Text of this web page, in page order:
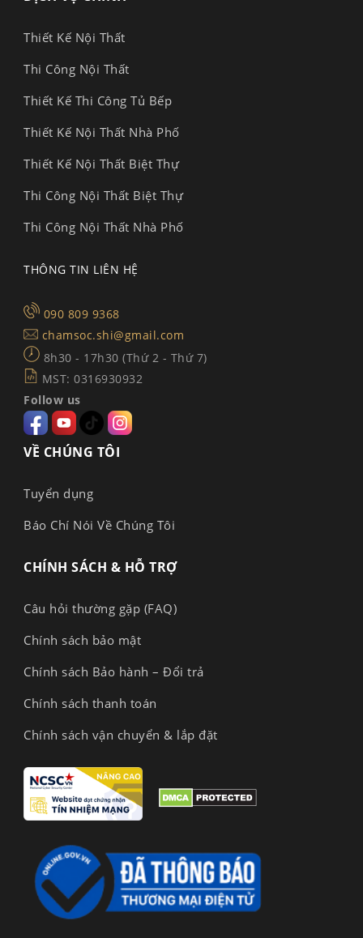
Thiết Kế Nội Thất
Thi Công Nội Thất
Thiết Kế Thi Công Tủ Bếp
Thiết Kế Nội Thất Nhà Phố
Thiết Kế Nội Thất Biệt Thự
Thi Công Nội Thất Biệt Thự
Thi Công Nội Thất Nhà Phố
THÔNG TIN LIÊN HỆ
090 809 9368
chamsoc.shi@gmail.com
8h30 - 17h30 (Thứ 2 - Thứ 7)
MST: 0316930932
Follow us
VỀ CHÚNG TÔI
Tuyển dụng
Báo Chí Nói Về Chúng Tôi
CHÍNH SÁCH & HỖ TRỢ
Câu hỏi thường gặp (FAQ)
Chính sách bảo mật
Chính sách Bảo hành – Đổi trả
Chính sách thanh toán
Chính sách vận chuyển & lắp đặt